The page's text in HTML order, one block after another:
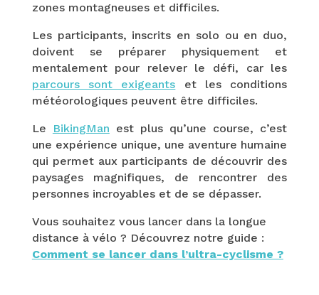
zones montagneuses et difficiles.
Les participants, inscrits en solo ou en duo,
doivent se préparer physiquement et
mentalement pour relever le défi, car les
parcours sont exigeants et les conditions
météorologiques peuvent être difficiles.
Le BikingMan est plus qu’une course, c’est
une expérience unique, une aventure humaine
qui permet aux participants de découvrir des
paysages magnifiques, de rencontrer des
personnes incroyables et de se dépasser.
Vous souhaitez vous lancer dans la longue
distance à vélo ? Découvrez notre guide :
Comment se lancer dans l’ultra-cyclisme ?